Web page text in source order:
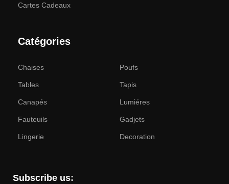
Cartes Cadeaux
Catégories
Chaises
Tables
Canapés
Fauteuils
Lingerie
Poufs
Tapis
Lumiéres
Gadjets
Decoration
Subscribe us: